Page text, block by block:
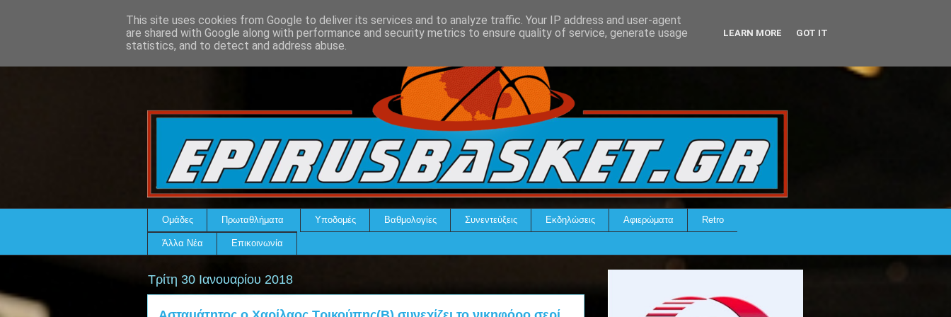
Ομάδες Πρωταθλήματα Υποδομές Βαθμολογίες Συνεντεύξεις Εκδηλώσεις Αφιερώματα Retro
Άλλα Νέα Επικοινωνία
Τρίτη 30 Ιανουαρίου 2018
This site uses cookies from Google to deliver its services and to analyze traffic. Your IP address and user-agent
are shared with Google along with performance and security metrics to ensure quality of service, generate usage
statistics, and to detect and address abuse.
LEARN MORE GOT IT